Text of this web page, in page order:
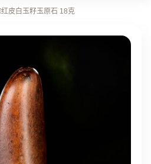
皮白玉籽玉原石 18克